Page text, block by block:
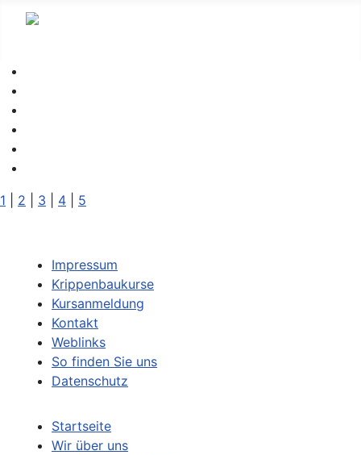
1 2 3 4 5
Impressum
Krippenbaukurse
Kursanmeldung
Kontakt
Weblinks
So finden Sie uns
Datenschutz
Startseite
Wir über uns